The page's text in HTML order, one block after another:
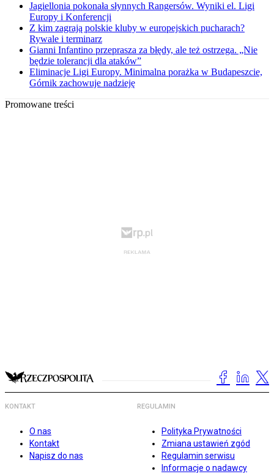
Jagiellonia pokonała słynnych Rangersów. Wyniki el. Ligi
Europy i Konferencji
Z kim zagrają polskie kluby w europejskich pucharach?
Rywale i terminarz
Gianni Infantino przeprasza za błędy, ale też ostrzega. „Nie
będzie tolerancji dla ataków”
Eliminacje Ligi Europy. Minimalna porażka w Budapeszcie,
Górnik zachowuje nadzieję
Promowane treści
KONTAKT
O nas
Kontakt
Napisz do nas
REGULAMIN
Polityka Prywatności
Zmiana ustawień zgód
Regulamin serwisu
Informacje o nadawcy